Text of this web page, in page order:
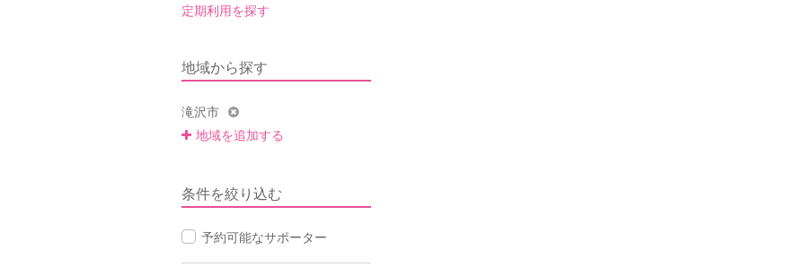
定期利用を探す
地域から探す
滝沢市
地域を追加する
条件を絞り込む
予約可能なサポーター